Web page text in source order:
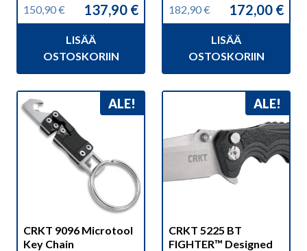
150,90€
Alkuperäinen
hinta
150,90 €.
137,90 €
Nykyinen
hinta
137,90 €.
LISÄÄ
OSTOSKORIIN
182,90€
Alkuperäinen
hinta
182,90 €.
172,00 €
Nykyinen
hinta
172,00 €.
LISÄÄ
OSTOSKORIIN
ALE!
CRKT 9096 Microtool
Key Chain
ALE!
CRKT 5225 BT
FIGHTER™ Designed